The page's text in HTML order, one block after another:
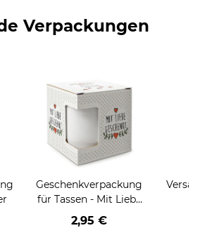
Verpackungen
Geschenkverpackung
für Tassen - Mit Liebe
geschenkt
2,95 €